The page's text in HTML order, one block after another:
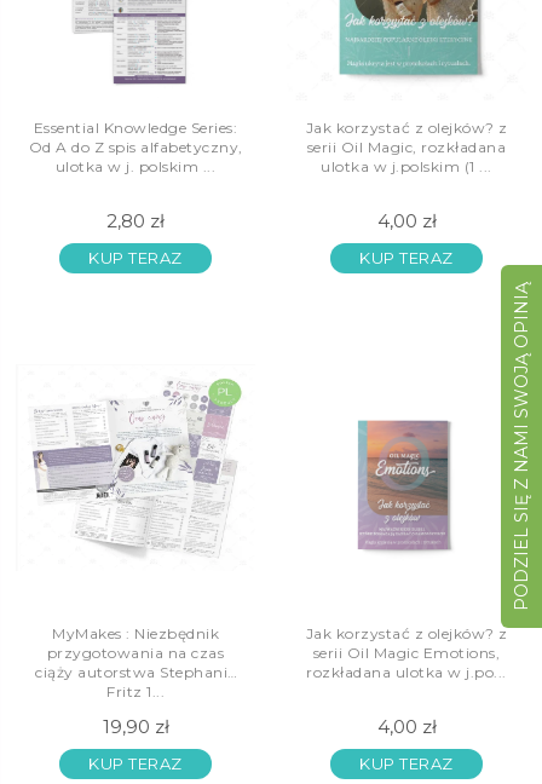
Essential Knowledge Series:
Od A do Z spis alfabetyczny,
ulotka w j. polskim ...
2,80 zł
KUP TERAZ
Jak korzystać z olejków? z
serii Oil Magic, rozkładana
ulotka w j.polskim (1 ...
4,00 zł
KUP TERAZ
MyMakes : Niezbędnik
przygotowania na czas
ciąży autorstwa Stephanie
Fritz 1...
19,90 zł
KUP TERAZ
Jak korzystać z olejków? z
serii Oil Magic Emotions,
rozkładana ulotka w j.po...
4,00 zł
KUP TERAZ
PODZIEL SIĘ Z NAMI SWOJĄ OPINIĄ